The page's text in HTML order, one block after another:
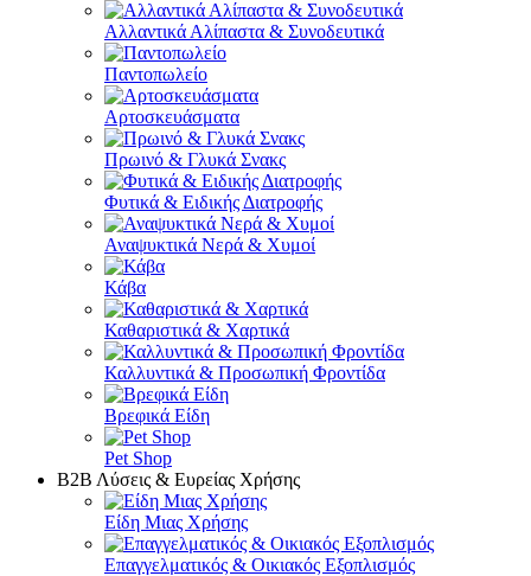
Αλλαντικά Αλίπαστα & Συνοδευτικά
Παντοπωλείο
Αρτοσκευάσματα
Πρωινό & Γλυκά Σνακς
Φυτικά & Ειδικής Διατροφής
Αναψυκτικά Νερά & Χυμοί
Κάβα
Καθαριστικά & Χαρτικά
Καλλυντικά & Προσωπική Φροντίδα
Βρεφικά Είδη
Pet Shop
Β2Β Λύσεις & Ευρείας Χρήσης
Είδη Μιας Χρήσης
Επαγγελματικός & Οικιακός Εξοπλισμός